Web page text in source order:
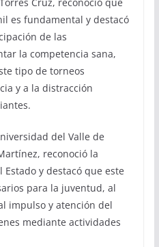
es fundamental y destacó
de las
la competencia sana,
tipo de torneos
y a la distracción
del Valle de
reconoció la
y destacó que este
para la juventud, al
impulso y atención del
mediante actividades